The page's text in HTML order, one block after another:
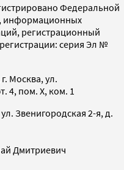
Федеральной
информационных
регистрационный
серия Эл №
Москва, ул.
4, пом. X, ком. 1
Звенигородская 2-я, д.
Дмитриевич